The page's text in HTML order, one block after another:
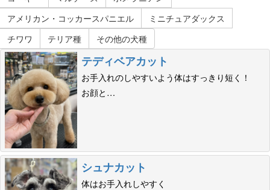
アメリカン・コッカースパニエル
ミニチュアダックス
チワワ
テリア種 その他の犬種
テディベアカット
お手入れのしやすいよう体はすっきり短く！
お顔と…
シュナカット
体はお手入れしやすく